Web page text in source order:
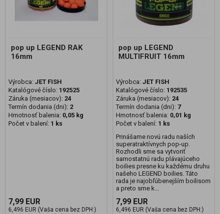
pop up LEGEND RAK
16mm
Výrobca: JET FISH
Katalógové číslo: 192525
Záruka (mesiacov): 24
Termín dodania (dni): 2
Hmotnosť balenia: 0,05 kg
Počet v balení: 1 ks
7,99 EUR
6,496 EUR (Vaša cena bez DPH:)
pop up LEGEND
MULTIFRUIT 16mm
Výrobca: JET FISH
Katalógové číslo: 192535
Záruka (mesiacov): 24
Termín dodania (dni): 7
Hmotnosť balenia: 0,01 kg
Počet v balení: 1 ks
Prinášame novú radu naších
superatraktívnych pop-up.
Rozhodli sme sa vytvoriť
samostatnú radu plávajúceho
boilies presne ku každému druhu
našeho LEGEND boilies. Táto
rada je najobľúbenejším boilisom
a preto sme k...
7,99 EUR
6,496 EUR (Vaša cena bez DPH:)